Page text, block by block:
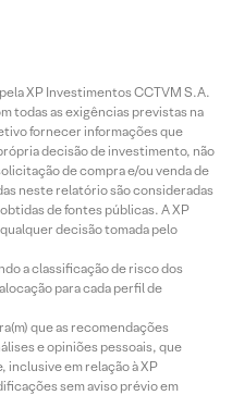
XP Investimentos CCTVM S.A.
todas as exigências previstas na
fornecer informações que
decisão de investimento, não
de compra e/ou venda de
neste relatório são consideradas
de fontes públicas. A XP
decisão tomada pelo
a classificação de risco dos
para cada perfil de
que as recomendações
e opiniões pessoais, que
inclusive em relação à XP
sem aviso prévio em